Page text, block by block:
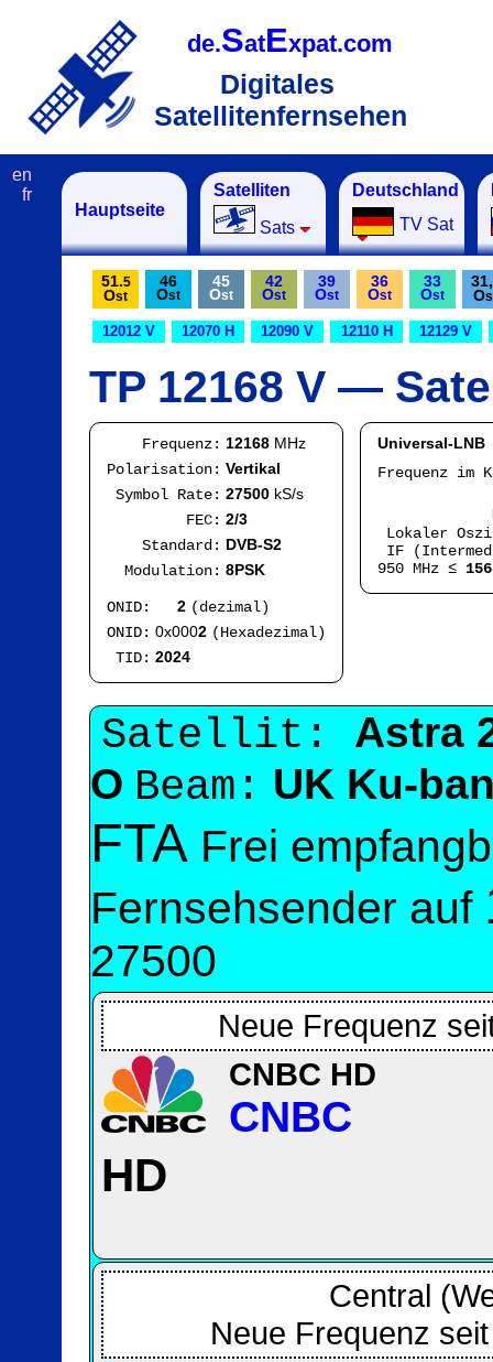
de.SatExpat.com
Digitales
Satellitenfernsehen
Hauptseite
Satelliten
Sats
Deutschland
TV Sat
en
fr
51.5
Ost
46
Ost
45
Ost
42
Ost
39
Ost
36
Ost
33
Ost
31,
O
12012 V 12070 H 12090 V 12110 H 12129 V
TP 12168 V —
Frequenz: 12168 MHz
Polarisation: Vertikal
Symbol Rate: 27500 kS/s
FEC: 2/3
Standard: DVB-S2
Modulation: 8PSK
ONID: 2 (dezimal)
ONID: 0x0002 (Hexadezimal)
TID: 2024
Universal-LNB
Frequenz im
Lokaler
IF
950 MHz ≤
Satellit: Astra
O Beam: UK Ku-
FTA Frei
Fernsehsender auf
27500
Neue Frequenz
CNBC HD
CNBC
HD
Central
Neue Frequenz